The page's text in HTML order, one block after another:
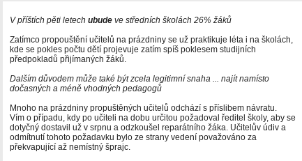
V příštích pěti letech ubude ve středních školách 26% žáků
Zatímco propouštění učitelů na prázdniny se už praktikuje léta i na školách,
kde se pokles počtu dětí projevuje zatím spíš poklesem studijních
předpokladů přijímaných žáků.
Dalším důvodem může také být zcela legitimní snaha ... najít namísto
dočasných a méně vhodných pedagogů
Mnoho na prázdniny propuštěných učitelů odchází s příslibem návratu.
Vím o případu, kdy po učiteli na dobu určitou požadoval ředitel školy, aby se
dotyčný dostavil už v srpnu a odzkoušel reparátního žáka. Učitelův údiv a
odmítnutí tohoto požadavku bylo ze strany vedení považováno za
překvapující až nemístný šprajc.